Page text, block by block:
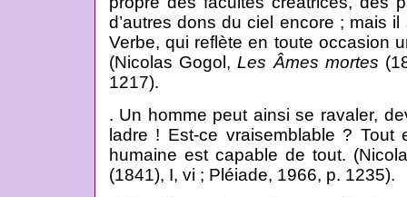
d’autres dons du ciel encore ; mais
Verbe, qui reflète en toute occasion
(Nicolas Gogol,Les Âmes mortes
1217).
. Un homme peut ainsi se ravaler,
ladre ! Est-ce vraisemblable ? Tout
humaine est capable de tout.
(1841), I, vi ; Pléiade, 1966, p. 1235).